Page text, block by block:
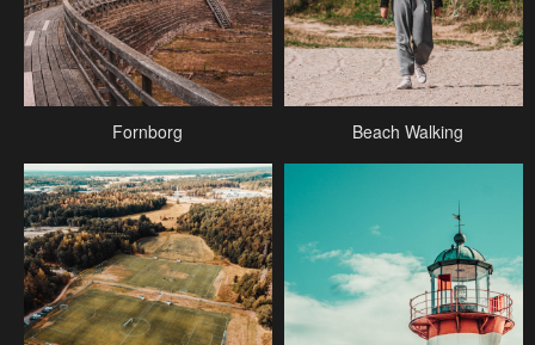
Fornborg Beach Walking